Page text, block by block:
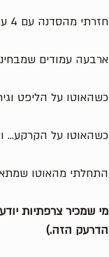
חזרתי מהסדנה עם 4 עמודים של בדיקות שלמדנו לעשות בעצמנו.
ארבעה עמודים
כשהאוטו על הליפט
כשהאוטו על הקרקע...
התחלתי מהאוטו
מי שמכיר צרפתיות
הדרעק הזה.)